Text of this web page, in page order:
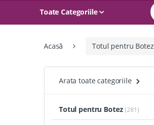
Toate Categoriile
Search
Acasă Totul pentru Botez
Arata toate categoriile
Totul pentru Botez (281)